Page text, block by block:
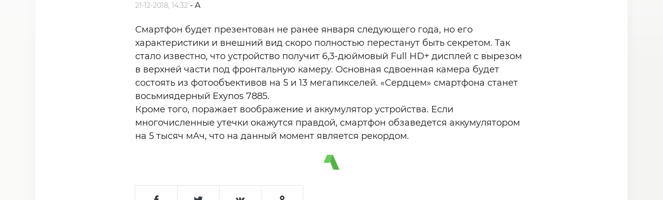
21-12-2018, 14:32 -A
Смартфон будет презентован не ранее января следующего года, но его
характеристики и внешний вид скоро полностью перестанут быть секретом. Так
стало известно, что устройство получит 6,3-дюймовый Full HD+ дисплей с вырезом
в верхней части под фронтальную камеру. Основная сдвоенная камера будет
состоять из фотообъективов на 5 и 13 мегапикселей. «Сердцем» смартфона станет
восьмиядерный Exynos 7885.
Кроме того, поражает воображение и аккумулятор устройства. Если
многочисленные утечки окажутся правдой, смартфон обзаведется аккумулятором
на 5 тысяч мАч, что на данный момент является рекордом.